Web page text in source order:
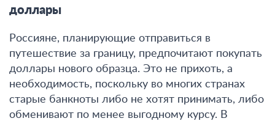
доллары
Россияне, планирующие отправиться в
путешествие за границу, предпочитают покупать
доллары нового образца. Это не прихоть, а
необходимость, поскольку во многих странах
старые банкноты либо не хотят принимать, либо
обменивают по менее выгодному курсу. В